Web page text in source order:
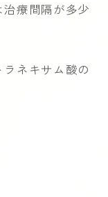
療間隔が多少
ネキサム酸の